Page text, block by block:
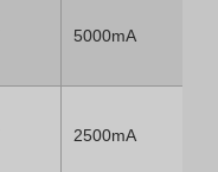
5000mA
2500mA